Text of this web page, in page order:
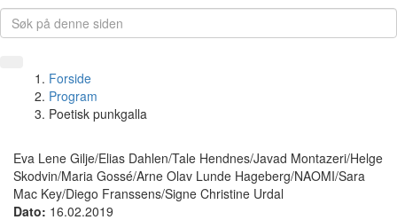
Forside
Program
Poetisk punkgalla
Eva Lene Gilje/Elias Dahlen/Tale Hendnes/Javad Montazeri/Helge
Skodvin/Maria Gossé/Arne Olav Lunde Hageberg/NAOMI/Sara
Mac Key/Diego Franssens/Signe Christine Urdal
Dato: 16.02.2019